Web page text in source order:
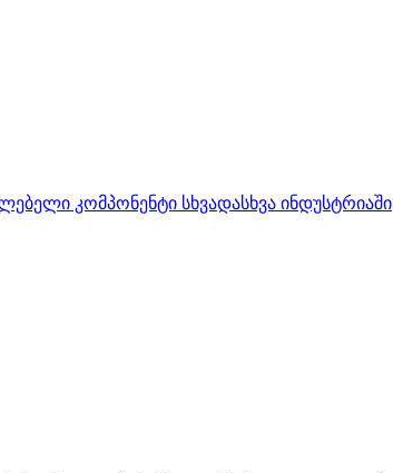
კომპონენტი სხვადასხვა ინდუსტრიაში